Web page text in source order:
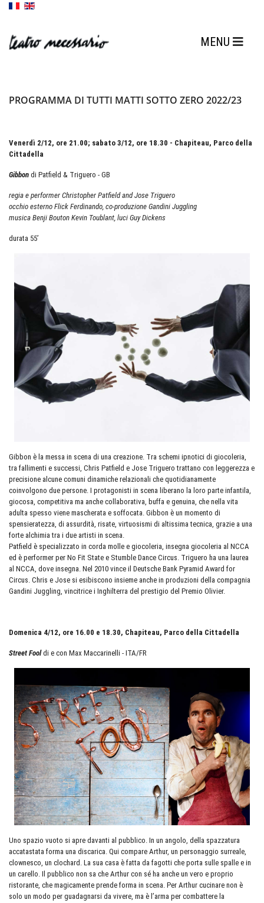
PROGRAMMA DI TUTTI MATTI SOTTO ZERO 2022/23
Venerdì 2/12, ore 21.00; sabato 3/12, ore 18.30 - Chapiteau, Parco della
Cittadella
Gibbon di Patfield & Triguero - GB
regia e performer Christopher Patfield and Jose Triguero
occhio esterno Flick Ferdinando, co-produzione Gandini Juggling
musica Benji Bouton Kevin Toublant, luci Guy Dickens
durata 55’
Gibbon è la messa in scena di una creazione. Tra schemi ipnotici di giocoleria,
tra fallimenti e successi, Chris Patfield e Jose Triguero trattano con leggerezza e
precisione alcune comuni dinamiche relazionali che quotidianamente
coinvolgono due persone. I protagonisti in scena liberano la loro parte infantila,
giocosa, competitiva ma anche collaborativa, buffa e genuina, che nella vita
adulta spesso viene mascherata e soffocata. Gibbon è un momento di
spensieratezza, di assurdità, risate, virtuosismi di altissima tecnica, grazie a una
forte alchimia tra i due artisti in scena.
Patfield è specializzato in corda molle e giocoleria, insegna giocoleria al NCCA
ed è performer per No Fit State e Stumble Dance Circus. Triguero ha una laurea
al NCCA, dove insegna. Nel 2010 vince il Deutsche Bank Pyramid Award for
Circus. Chris e Jose si esibiscono insieme anche in produzioni della compagnia
Gandini Juggling, vincitrice i Inghilterra del prestigio del Premio Olivier.
Domenica 4/12, ore 16.00 e 18.30, Chapiteau, Parco della Cittadella
Street Fooldi e con Max Maccarinelli - ITA/FR
Uno spazio vuoto si apre davanti al pubblico. In un angolo, della spazzatura
accatastata forma una discarica. Qui compare Arthur, un personaggio surreale,
clownesco, un clochard. La sua casa è fatta da fagotti che porta sulle spalle e in
un carello. Il pubblico non sa che Arthur con sé ha anche un vero e proprio
ristorante, che magicamente prende forma in scena. Per Arthur cucinare non è
solo un modo per guadagnarsi da vivere, ma è l’arma per combattere la